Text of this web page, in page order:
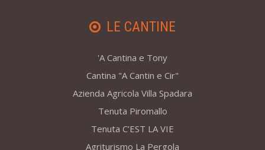
LE CANTINE
'A Cantina e Tony
Cantina "A Cantin e Cir"
Azienda Agricola Villa Spadara
Tenuta Piromallo
Tenuta C’EST LA VIE
Agriturismo La Pergola